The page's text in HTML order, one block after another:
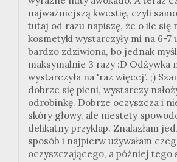
najważniejszą kwestię, czyli
tutaj od razu napiszę, że o ile się
kosmetyki wystarczyły mi na 6-7
bardzo zdziwiona, bo jednak
maksymalnie 3 razy :D Odżywka
wystarczyła na 'raz więcej'. ;)
dobrze się pieni, wystarczy
odrobinkę. Dobrze oczyszcza i
skóry głowy, ale niestety
delikatny przyklap. Znalazłam
sposób i najpierw używałam
oczyszczającego, a później tego